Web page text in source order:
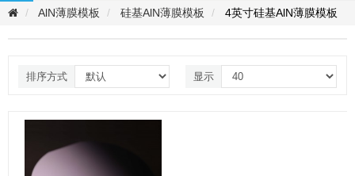
AlN薄膜模板 硅基AlN薄膜模板 4英寸硅基AlN薄膜模板
排序方式 显示